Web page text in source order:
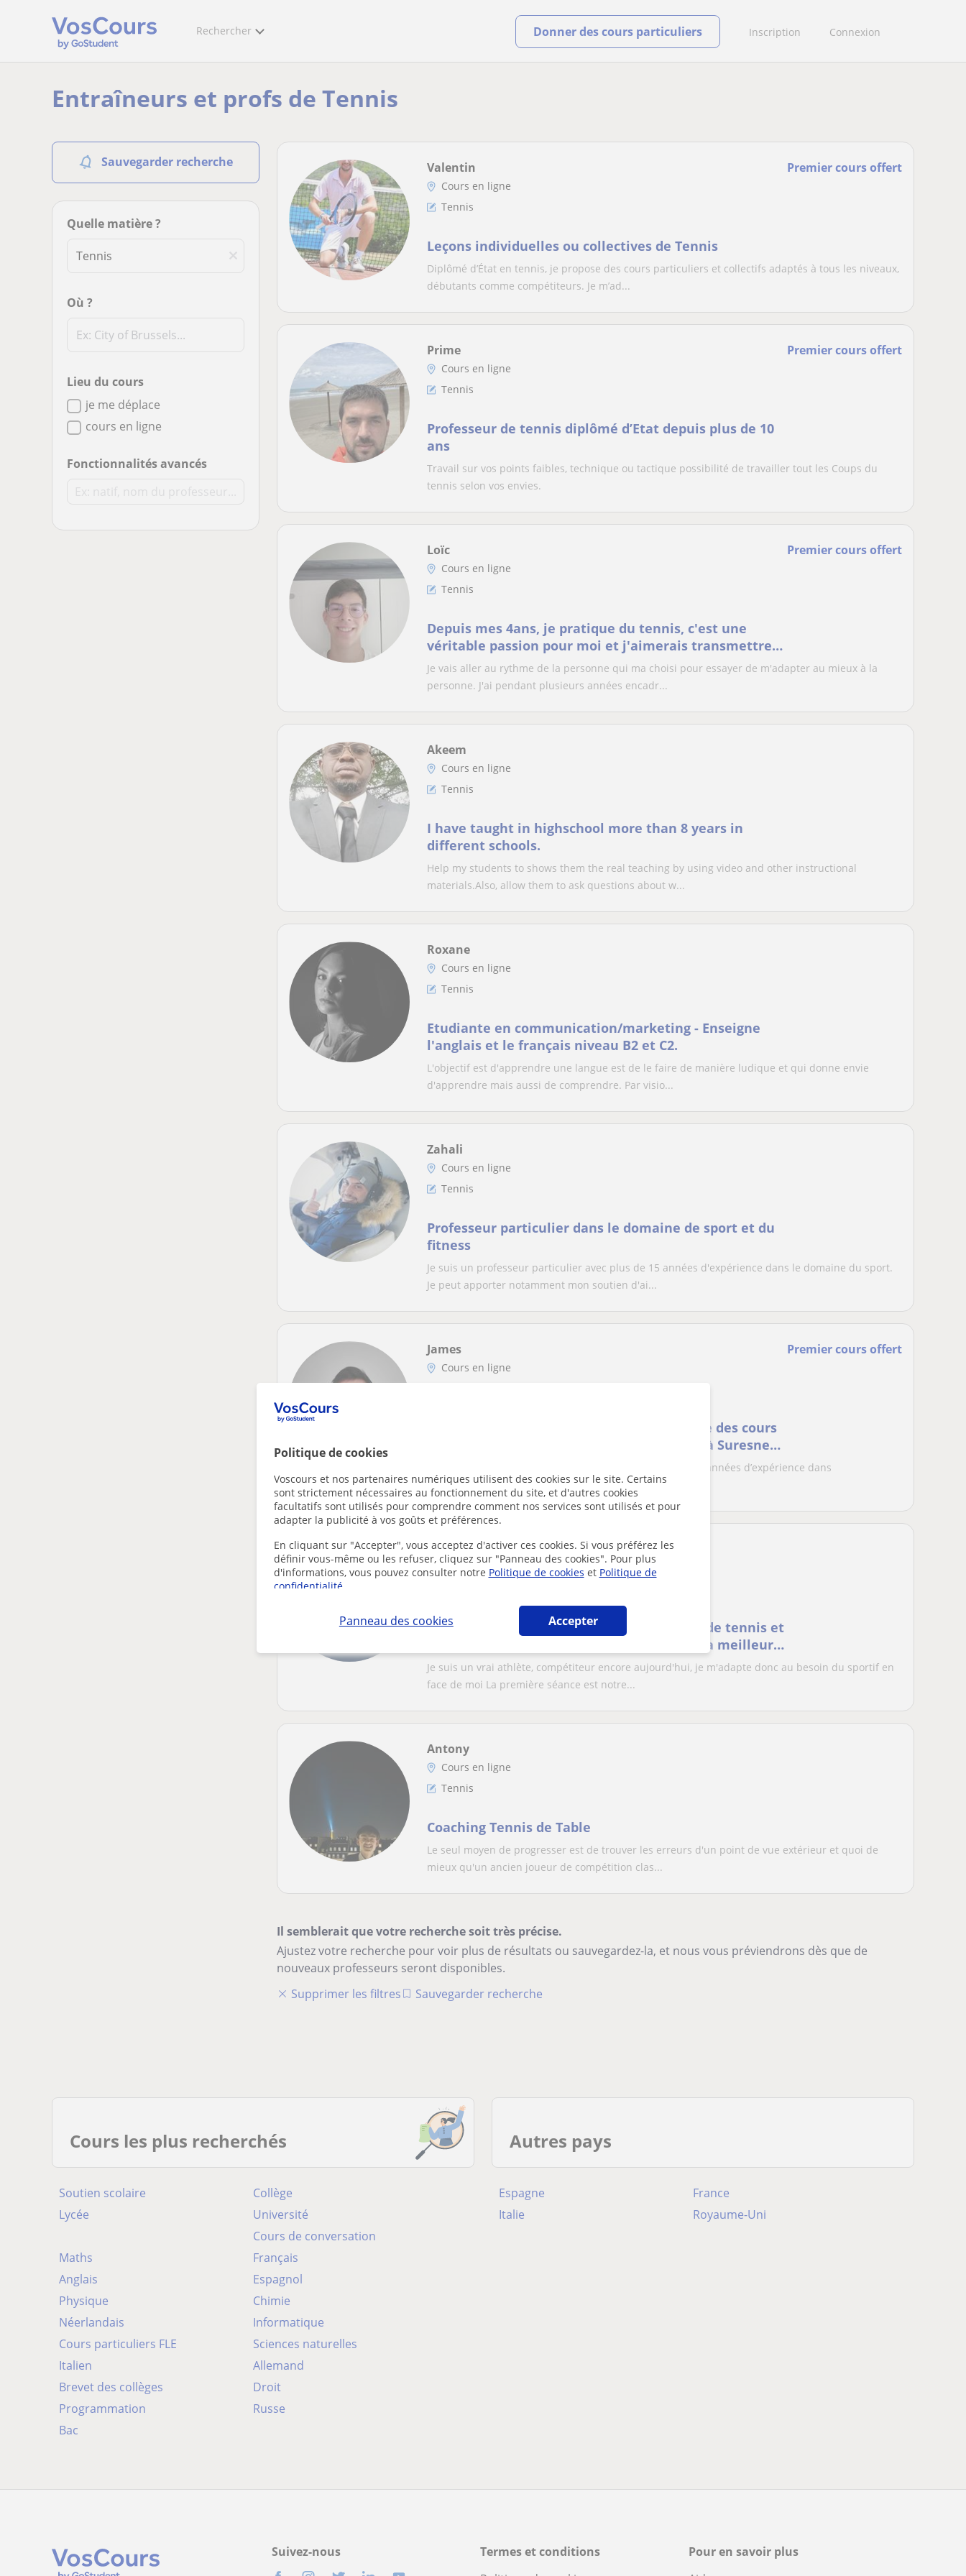
Politique de cookies
Voscours et nos partenaires numériques utilisent des cookies sur le site. Certains
sont strictement nécessaires au fonctionnement du site, et d'autres cookies
facultatifs sont utilisés pour comprendre comment nos services sont utilisés et pour
adapter la publicité à vos goûts et préférences.
En cliquant sur "Accepter", vous acceptez d'activer ces cookies. Si vous préférez les
définir vous-même ou les refuser, cliquez sur "Panneau des cookies". Pour plus
d'informations, vous pouvez consulter notre Politique de cookies et Politique de
confidentialité.
Panneau des cookies Accepter
Rechercher Inscription Connexion
Donner des cours particuliers
Entraîneurs et profs de Tennis
Sauvegarder recherche
Quelle matière ?
Où ?
Lieu du cours
je me déplace
cours en ligne
Fonctionnalités avancés
Premier cours offert
Valentin
Cours en ligne
Tennis
Leçons individuelles ou collectives de Tennis
Diplômé d’État en tennis, je propose des cours particuliers et collectifs adaptés à tous les niveaux,
débutants comme compétiteurs. Je m’ad...
Premier cours offert
Prime
Cours en ligne
Tennis
Professeur de tennis diplômé d’Etat depuis plus de 10
ans
Travail sur vos points faibles, technique ou tactique possibilité de travailler tout les Coups du
tennis selon vos envies.
Premier cours offert
Loïc
Cours en ligne
Tennis
Depuis mes 4ans, je pratique du tennis, c'est une
véritable passion pour moi et j'aimerais transmettre
cela à d'autres personnes afin de leur montré à quel
point ce sport est magnifique. J'ai encadré de
nombreux enfants et les ai accompagné dans leurs pro
Je vais aller au rythme de la personne qui ma choisi pour essayer de m'adapter au mieux à la
personne. J'ai pendant plusieurs années encadr...
Akeem
Cours en ligne
Tennis
I have taught in highschool more than 8 years in
different schools.
Help my students to shows them the real teaching by using video and other instructional
materials.Also, allow them to ask questions about w...
Roxane
Cours en ligne
Tennis
Etudiante en communication/marketing - Enseigne
l'anglais et le français niveau B2 et C2.
L'objectif est d'apprendre une langue est de le faire de manière ludique et qui donne envie
d'apprendre mais aussi de comprendre. Par visio...
Zahali
Cours en ligne
Tennis
Professeur particulier dans le domaine de sport et du
fitness
Je suis un professeur particulier avec plus de 15 années d'expérience dans le domaine du sport.
Je peut apporter notamment mon soutien d'ai...
Premier cours offert
James
Cours en ligne
Coach sportif et éducateur diplômé propose des cours
de tennis, multisports et fitness pour tous à Suresnes
Je suis coach sportif et éducateur diplômé avec plusieurs années d’expérience dans
l’enseignement du sport.Je propose des cours de tennis,...
Maher
Cours en ligne
Sportif de haut niveau en padel, ex-joueur de tennis et
de foot, je vous accompagne pour devenir la meilleure
version de vous-même
Je suis un vrai athlète, compétiteur encore aujourd'hui, je m'adapte donc au besoin du sportif en
face de moi La première séance est notre...
Antony
Cours en ligne
Tennis
Coaching Tennis de Table
Le seul moyen de progresser est de trouver les erreurs d'un point de vue extérieur et quoi de
mieux qu'un ancien joueur de compétition clas...
Il semblerait que votre recherche soit très précise.
Ajustez votre recherche pour voir plus de résultats ou sauvegardez-la, et nous vous préviendrons dès que de
nouveaux professeurs seront disponibles.
Supprimer les filtres
Sauvegarder recherche
Cours les plus recherchés
Soutien scolaire
Collège
Lycée
Université
Cours de conversation
Maths
Français
Anglais
Espagnol
Physique
Chimie
Néerlandais
Informatique
Cours particuliers FLE
Sciences naturelles
Italien
Allemand
Brevet des collèges
Droit
Programmation
Russe
Bac
Autres pays
Espagne
France
Italie
Royaume-Uni
Suivez-nous
Termes et conditions
Pour en savoir plus